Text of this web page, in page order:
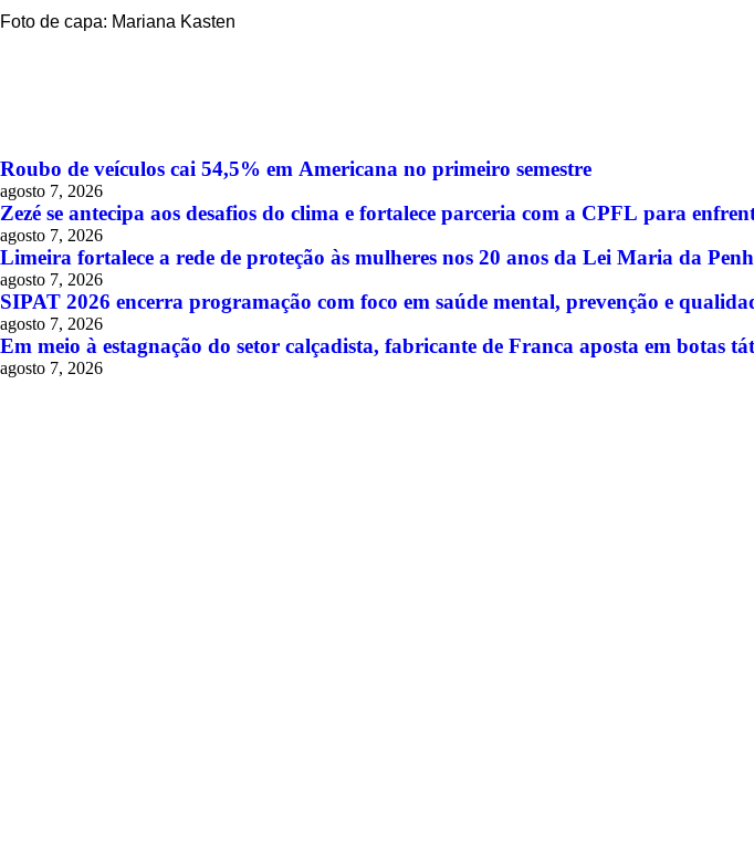
Foto de capa: Mariana Kasten
Roubo de veículos cai 54,5% em Americana no primeiro semestre
agosto 7, 2026
Zezé se antecipa aos desafios do clima e fortalece parceria com a CPFL para
agosto 7, 2026
Limeira fortalece a rede de proteção às mulheres nos 20 anos da Lei Maria da
agosto 7, 2026
SIPAT 2026 encerra programação com foco em saúde mental, prevenção e
agosto 7, 2026
Em meio à estagnação do setor calçadista, fabricante de Franca aposta em botas
agosto 7, 2026